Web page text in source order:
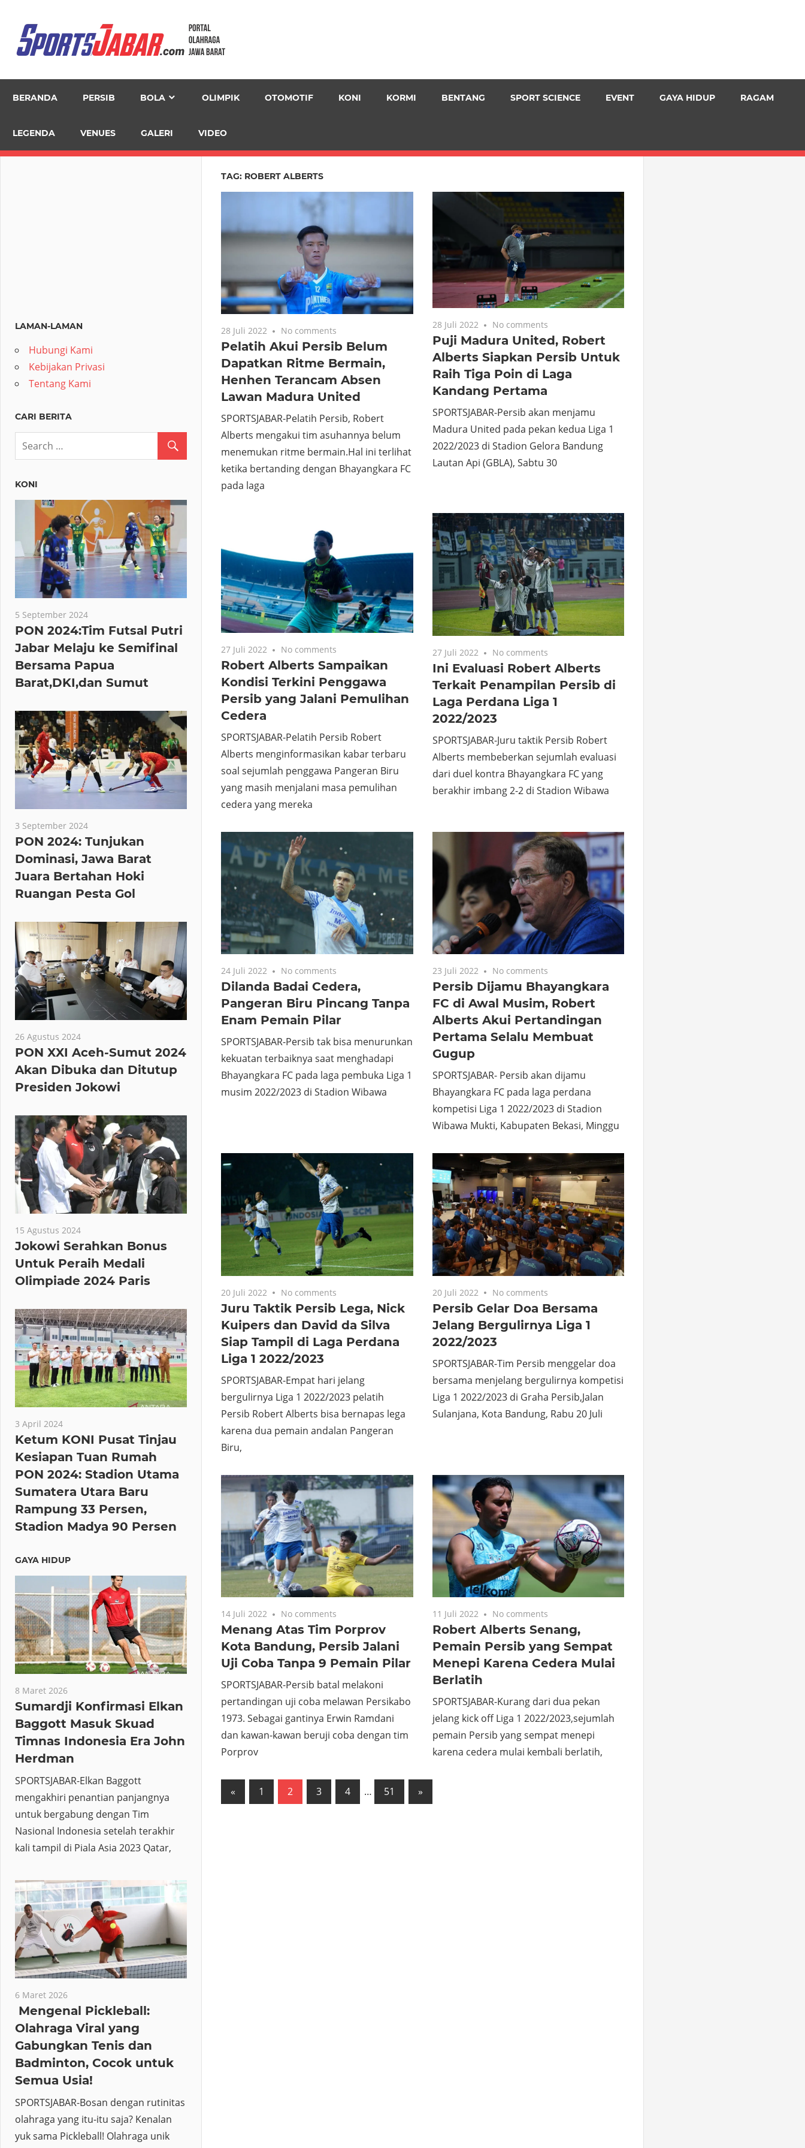
content
BERANDA PERSIB BOLA OLIMPIK OTOMOTIF KONI KORMI BENTANG SPORT SCIENCE EVENT GAYA HIDUP RAGAM
LEGENDA VENUES GALERI VIDEO
TAG: ROBERT ALBERTS
28 Juli 2022 No comments
Pelatih Akui Persib Belum
Dapatkan Ritme Bermain,
Henhen Terancam Absen
Lawan Madura United
SPORTSJABAR-Pelatih Persib, Robert
Alberts mengakui tim asuhannya belum
menemukan ritme bermain.Hal ini terlihat
ketika bertanding dengan Bhayangkara FC
pada laga
28 Juli 2022 No comments
Puji Madura United, Robert
Alberts Siapkan Persib Untuk
Raih Tiga Poin di Laga
Kandang Pertama
SPORTSJABAR-Persib akan menjamu
Madura United pada pekan kedua Liga 1
2022/2023 di Stadion Gelora Bandung
Lautan Api (GBLA), Sabtu 30
27 Juli 2022 No comments
Robert Alberts Sampaikan
Kondisi Terkini Penggawa
Persib yang Jalani Pemulihan
Cedera
SPORTSJABAR-Pelatih Persib Robert
Alberts menginformasikan kabar terbaru
soal sejumlah penggawa Pangeran Biru
yang masih menjalani masa pemulihan
cedera yang mereka
27 Juli 2022 No comments
Ini Evaluasi Robert Alberts
Terkait Penampilan Persib di
Laga Perdana Liga 1
2022/2023
SPORTSJABAR-Juru taktik Persib Robert
Alberts membeberkan sejumlah evaluasi
dari duel kontra Bhayangkara FC yang
berakhir imbang 2-2 di Stadion Wibawa
24 Juli 2022 No comments
Dilanda Badai Cedera,
Pangeran Biru Pincang Tanpa
Enam Pemain Pilar
SPORTSJABAR-Persib tak bisa menurunkan
kekuatan terbaiknya saat menghadapi
Bhayangkara FC pada laga pembuka Liga 1
musim 2022/2023 di Stadion Wibawa
23 Juli 2022 No comments
Persib Dijamu Bhayangkara
FC di Awal Musim, Robert
Alberts Akui Pertandingan
Pertama Selalu Membuat
Gugup
SPORTSJABAR- Persib akan dijamu
Bhayangkara FC pada laga perdana
kompetisi Liga 1 2022/2023 di Stadion
Wibawa Mukti, Kabupaten Bekasi, Minggu
20 Juli 2022 No comments
Juru Taktik Persib Lega, Nick
Kuipers dan David da Silva
Siap Tampil di Laga Perdana
Liga 1 2022/2023
SPORTSJABAR-Empat hari jelang
bergulirnya Liga 1 2022/2023 pelatih
Persib Robert Alberts bisa bernapas lega
karena dua pemain andalan Pangeran
Biru,
20 Juli 2022 No comments
Persib Gelar Doa Bersama
Jelang Bergulirnya Liga 1
2022/2023
SPORTSJABAR-Tim Persib menggelar doa
bersama menjelang bergulirnya kompetisi
Liga 1 2022/2023 di Graha Persib,Jalan
Sulanjana, Kota Bandung, Rabu 20 Juli
14 Juli 2022 No comments
Menang Atas Tim Porprov
Kota Bandung, Persib Jalani
Uji Coba Tanpa 9 Pemain Pilar
SPORTSJABAR-Persib batal melakoni
pertandingan uji coba melawan Persikabo
1973. Sebagai gantinya Erwin Ramdani
dan kawan-kawan beruji coba dengan tim
Porprov
11 Juli 2022 No comments
Robert Alberts Senang,
Pemain Persib yang Sempat
Menepi Karena Cedera Mulai
Berlatih
SPORTSJABAR-Kurang dari dua pekan
jelang kick off Liga 1 2022/2023,sejumlah
pemain Persib yang sempat menepi
karena cedera mulai kembali berlatih,
Navigasi
« Previous
Posts
1 2 3 4 … 51
Next
Posts
»
LAMAN-LAMAN
Hubungi Kami
Kebijakan Privasi
Tentang Kami
CARI BERITA
KONI
5 September 2024
PON 2024:Tim Futsal Putri
Jabar Melaju ke Semifinal
Bersama Papua
Barat,DKI,dan Sumut
3 September 2024
PON 2024: Tunjukan
Dominasi, Jawa Barat
Juara Bertahan Hoki
Ruangan Pesta Gol
26 Agustus 2024
PON XXI Aceh-Sumut 2024
Akan Dibuka dan Ditutup
Presiden Jokowi
15 Agustus 2024
Jokowi Serahkan Bonus
Untuk Peraih Medali
Olimpiade 2024 Paris
3 April 2024
Ketum KONI Pusat Tinjau
Kesiapan Tuan Rumah
PON 2024: Stadion Utama
Sumatera Utara Baru
Rampung 33 Persen,
Stadion Madya 90 Persen
GAYA HIDUP
8 Maret 2026
Sumardji Konfirmasi Elkan
Baggott Masuk Skuad
Timnas Indonesia Era John
Herdman
SPORTSJABAR-Elkan Baggott
mengakhiri penantian panjangnya
untuk bergabung dengan Tim
Nasional Indonesia setelah terakhir
kali tampil di Piala Asia 2023 Qatar,
6 Maret 2026
Mengenal Pickleball:
Olahraga Viral yang
Gabungkan Tenis dan
Badminton, Cocok untuk
Semua Usia!
SPORTSJABAR-Bosan dengan rutinitas
olahraga yang itu-itu saja? Kenalan
yuk sama Pickleball! Olahraga unik